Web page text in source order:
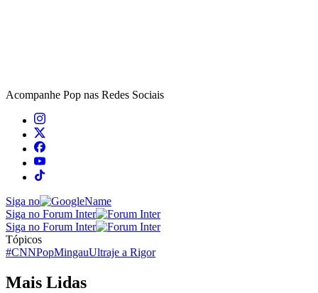
Acompanhe Pop nas Redes Sociais
Siga no
Siga no Forum Inter
Siga no Forum Inter
Tópicos
#CNNPopMingauUltraje a Rigor
Mais Lidas